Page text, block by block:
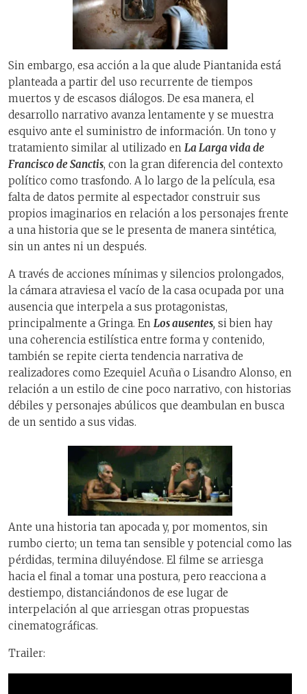
Sin embargo, esa acción a la que alude Piantanida está
planteada a partir del uso recurrente de tiempos
muertos y de escasos diálogos. De esa manera, el
desarrollo narrativo avanza lentamente y se muestra
esquivo ante el suministro de información. Un tono y
tratamiento similar al utilizado en La Larga vida de
Francisco de Sanctis, con la gran diferencia del contexto
político como trasfondo. A lo largo de la película, esa
falta de datos permite al espectador construir sus
propios imaginarios en relación a los personajes frente
a una historia que se le presenta de manera sintética,
sin un antes ni un después.
A través de acciones mínimas y silencios prolongados,
la cámara atraviesa el vacío de la casa ocupada por una
ausencia que interpela a sus protagonistas,
principalmente a Gringa. En Los ausentes, si bien hay
una coherencia estilística entre forma y contenido,
también se repite cierta tendencia narrativa de
realizadores como Ezequiel Acuña o Lisandro Alonso, en
relación a un estilo de cine poco narrativo, con historias
débiles y personajes abúlicos que deambulan en busca
de un sentido a sus vidas.
Ante una historia tan apocada y, por momentos, sin
rumbo cierto; un tema tan sensible y potencial como las
pérdidas, termina diluyéndose. El filme se arriesga
hacia el final a tomar una postura, pero reacciona a
destiempo, distanciándonos de ese lugar de
interpelación al que arriesgan otras propuestas
cinematográficas.
Trailer: